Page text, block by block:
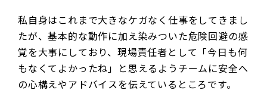
私自身はこれまで大きなケガなく仕事をしてきまし
たが、基本的な動作に加え染みついた危険回避の感
覚を大事にしており、現場責任者として「今日も何
もなくてよかったね」と思えるようチームに安全へ
の心構えやアドバイスを伝えているところです。